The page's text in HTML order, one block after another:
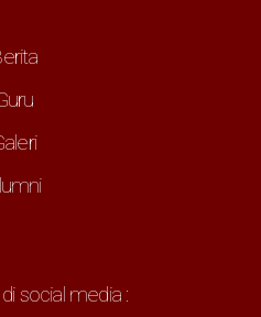
social media :